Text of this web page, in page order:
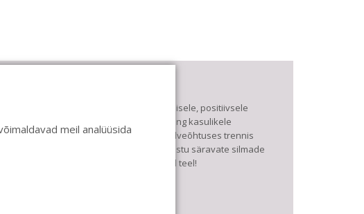
Me pühendume lõbusale olemisele, positiivsele
seltskonnale ja huvitavatele ning kasulikele
tantsudele. Kui mõnes meie talveõhtuses trennis
tuled kustutada, siis vaatab vastu säravate silmade
meri, mis näitab, et oleme õigel teel!
meil analüüsida